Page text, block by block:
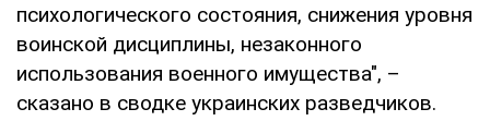
психологического состояния, снижения уровня
воинской дисциплины, незаконного
использования военного имущества", –
сказано в сводке украинских разведчиков.